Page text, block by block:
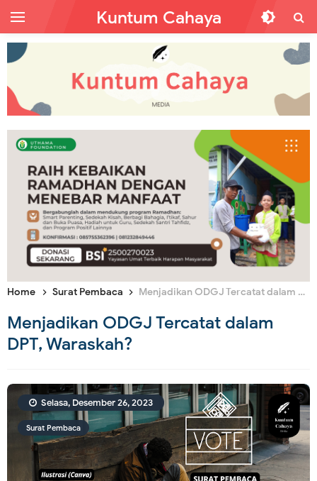
Kuntum Cahaya
Home Surat Pembaca Menjadikan ODGJ Tercatat dalam DPT, Waraskah?
Menjadikan ODGJ Tercatat dalam
DPT, Waraskah?
Surat Pembaca
Selasa, Desember 26, 2023